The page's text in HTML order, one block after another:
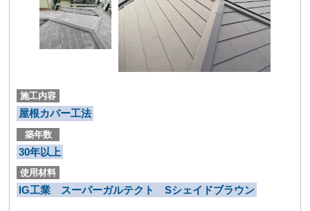
施工内容
屋根カバー工法
築年数
30年以上
使用材料
IG工業 スーパーガルテクト Sシェイドブラウン